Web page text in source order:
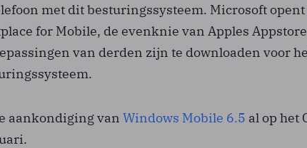
met dit besturingssysteem. Microsoft
for Mobile, de evenknie van Apples
van derden zijn te downloaden voor
aankondiging van Windows Mobile 6.5 al op het